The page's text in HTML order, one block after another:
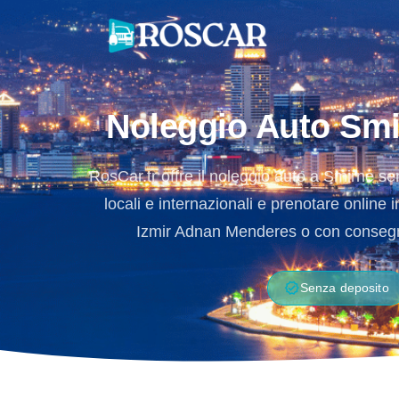
content
Noleggio Auto
RosCar.tr offre il noleggio auto a Smirne
locali e internazionali e prenotare online
Izmir Adnan Menderes o con
verifiedSenza deposito